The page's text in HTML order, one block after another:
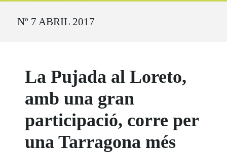
Nº 7 ABRIL 2017
La Pujada al Loreto,
amb una gran
participació, corre per
una Tarragona més